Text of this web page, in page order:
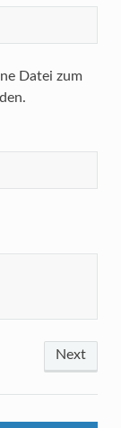
Datei zum
Next